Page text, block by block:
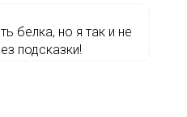
белка, но я так и не
подсказки!